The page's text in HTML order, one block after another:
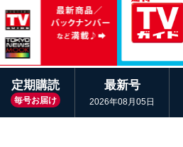
定期購読
毎号お届け
最新号
2026年08月05日